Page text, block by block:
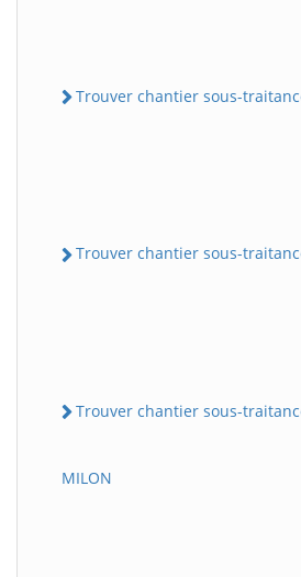
Trouver chantier sous-
Trouver chantier sous-
Trouver chantier sous-
MILON